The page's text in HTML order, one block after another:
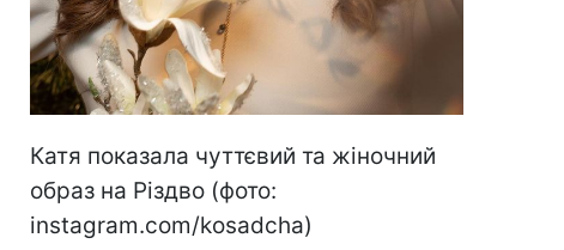
Катя показала чуттєвий та жіночний
образ на Різдво (фото:
instagram.com/kosadcha)